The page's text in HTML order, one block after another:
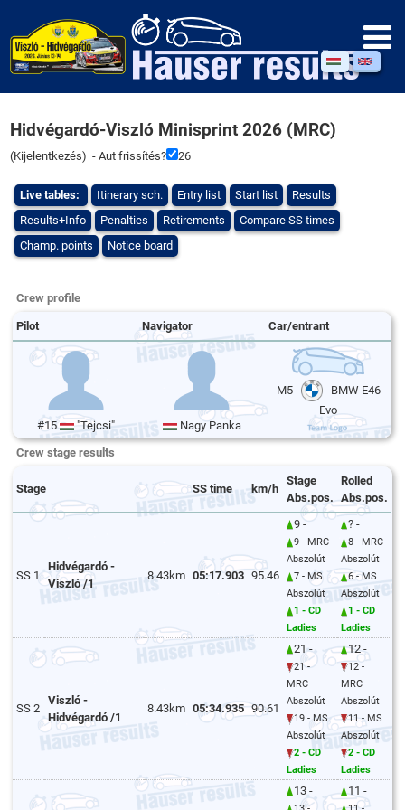
Hidvégardó-Viszló Minisprint 2026 (MRC)
(Kijelentkezés) - Aut frissítés? 26
Live tables: Itinerary sch. Entry list Start list
Results
Results+Info
Penalties Retirements
Compare SS times
Champ. points
Notice board
Crew profile
Pilot Navigator Car/entrant
#15 "Tejcsi" Nagy Panka
M5
BMW E46
Evo
Crew stage results
Stage SS time km/h
Stage
Abs.pos.
Rolled
Abs.pos.
SS 1
Hidvégardó -
Viszló /1
8.43km 05:17.903 95.46
9 -
9 - MRC
Abszolút
7 - MS
Abszolút
1 - CD
Ladies
? -
8 - MRC
Abszolút
6 - MS
Abszolút
1 - CD
Ladies
SS 2
Viszló -
Hidvégardó /1
8.43km 05:34.935 90.61
21 -
21 -
MRC
Abszolút
19 - MS
Abszolút
2 - CD
Ladies
12 -
12 -
MRC
Abszolút
11 - MS
Abszolút
2 - CD
Ladies
13 - 11 -